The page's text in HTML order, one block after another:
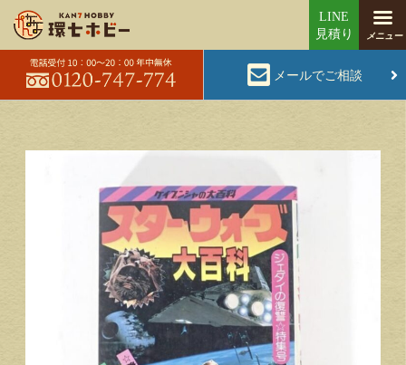
メールでご相談